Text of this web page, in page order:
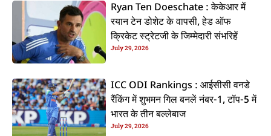
Ryan Ten Doeschate : केकेआर में
रयान टेन डोशेट के वापसी, हेड ऑफ
क्रिकेट स्ट्रेटजी के जिम्मेदारी संभरिहें
July 29, 2026
ICC ODI Rankings : आईसीसी वनडे
रैंकिंग में शुभमन गिल बनलें नंबर-1, टॉप-5 में
भारत के तीन बल्लेबाज
July 29, 2026